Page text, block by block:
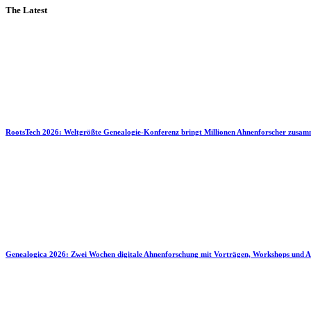
The Latest
RootsTech 2026: Weltgrößte Genealogie-Konferenz bringt Millionen Ahnenforscher
Genealogica 2026: Zwei Wochen digitale Ahnenforschung mit Vorträgen, Workshops und